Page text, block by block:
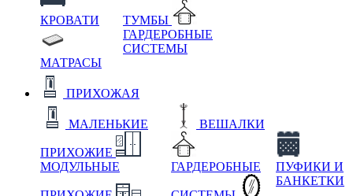
КРОВАТИ
МАТРАСЫ
ТУМБЫ
ГАРДЕРОБНЫЕ
СИСТЕМЫ
ПРИХОЖАЯ
МАЛЕНЬКИЕ
ПРИХОЖИЕ
МОДУЛЬНЫЕ
ВЕШАЛКИ
ГАРДЕРОБНЫЕ
ПУФИКИ И
БАНКЕТКИ